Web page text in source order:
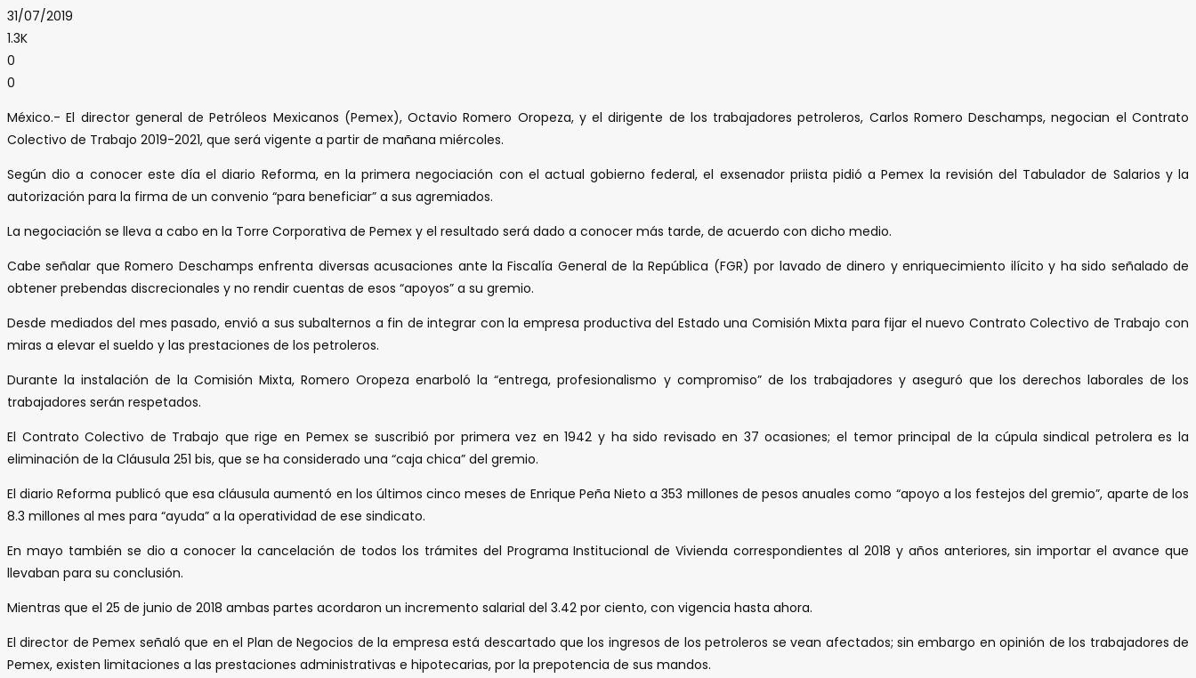
31/07/2019
1.3K
0
0
México.- El director general de Petróleos Mexicanos (Pemex), Octavio Romero Oropeza, y el dirigente de los trabajadores petroleros, Carlos Romero Deschamps, negocian el Contrato
Colectivo de Trabajo 2019-2021, que será vigente a partir de mañana miércoles.
Según dio a conocer este día el diario Reforma, en la primera negociación con el actual gobierno federal, el exsenador priista pidió a Pemex la revisión del Tabulador de Salarios y la
autorización para la firma de un convenio “para beneficiar” a sus agremiados.
La negociación se lleva a cabo en la Torre Corporativa de Pemex y el resultado será dado a conocer más tarde, de acuerdo con dicho medio.
Cabe señalar que Romero Deschamps enfrenta diversas acusaciones ante la Fiscalía General de la República (FGR) por lavado de dinero y enriquecimiento ilícito y ha sido señalado de
obtener prebendas discrecionales y no rendir cuentas de esos “apoyos” a su gremio.
Desde mediados del mes pasado, envió a sus subalternos a fin de integrar con la empresa productiva del Estado una Comisión Mixta para fijar el nuevo Contrato Colectivo de Trabajo con
miras a elevar el sueldo y las prestaciones de los petroleros.
Durante la instalación de la Comisión Mixta, Romero Oropeza enarboló la “entrega, profesionalismo y compromiso” de los trabajadores y aseguró que los derechos laborales de los
trabajadores serán respetados.
El Contrato Colectivo de Trabajo que rige en Pemex se suscribió por primera vez en 1942 y ha sido revisado en 37 ocasiones; el temor principal de la cúpula sindical petrolera es la
eliminación de la Cláusula 251 bis, que se ha considerado una “caja chica” del gremio.
El diario Reforma publicó que esa cláusula aumentó en los últimos cinco meses de Enrique Peña Nieto a 353 millones de pesos anuales como “apoyo a los festejos del gremio”, aparte de los
8.3 millones al mes para “ayuda” a la operatividad de ese sindicato.
En mayo también se dio a conocer la cancelación de todos los trámites del Programa Institucional de Vivienda correspondientes al 2018 y años anteriores, sin importar el avance que
llevaban para su conclusión.
Mientras que el 25 de junio de 2018 ambas partes acordaron un incremento salarial del 3.42 por ciento, con vigencia hasta ahora.
El director de Pemex señaló que en el Plan de Negocios de la empresa está descartado que los ingresos de los petroleros se vean afectados; sin embargo en opinión de los trabajadores de
Pemex, existen limitaciones a las prestaciones administrativas e hipotecarias, por la prepotencia de sus mandos.